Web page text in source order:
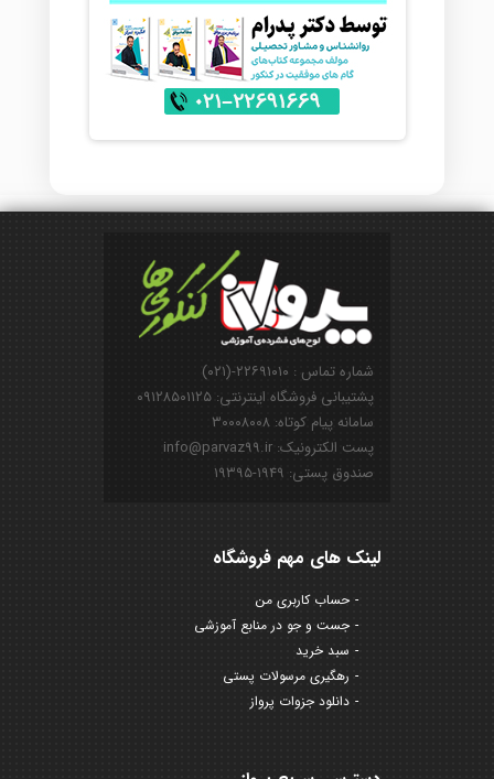
شماره تماس : ۲۲۶۹۱۰۱۰-(۰۲۱)
پشتیبانی فروشگاه اینترنتی: ۰۹۱۲۸۵۰۱۱۲۵
سامانه پیام کوتاه: ۳۰۰۰۸۰۰۸
پست الکترونیک: info@parvaz99.ir
صندوق پستی: ۱۹۴۹-۱۹۳۹۵
لینک های مهم فروشگاه
حساب کاربری من
جست و جو در منابع آموزشی
سبد خرید
رهگیری مرسولات پستی
دانلود جزوات پرواز